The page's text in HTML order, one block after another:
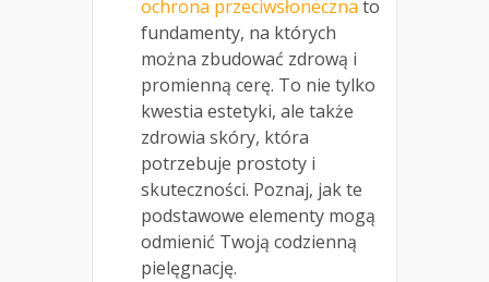
ochrona przeciwsłoneczna to
fundamenty, na których
można zbudować zdrową i
promienną cerę. To nie tylko
kwestia estetyki, ale także
zdrowia skóry, która
potrzebuje prostoty i
skuteczności. Poznaj, jak te
podstawowe elementy mogą
odmienić Twoją codzienną
pielęgnację.